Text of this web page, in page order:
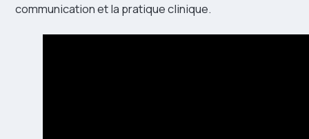
communication et la pratique clinique.